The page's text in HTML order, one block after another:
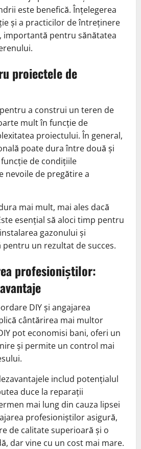
este benefică. Înțelegerea
și a practicilor de întreținere
importantă pentru sănătatea
proiectele de
a construi un teren de
mult în funcție de
proiectului. În general,
poate dura între două și
de condițiile
nevoile de pregătire a
mai mult, mai ales dacă
esențial să aloci timp pentru
gazonului și
un rezultat de succes.
profesioniștilor:
DIY și angajarea
cântărirea mai multor
pot economisi bani, oferi un
și permite un control mai
includ potențialul
duce la reparații
mai lung din cauza lipsei
profesioniștilor asigură,
de calitate superioară și o
dar vine cu un cost mai mare.